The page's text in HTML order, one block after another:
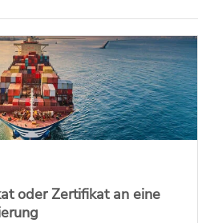
oder Zertifikat an eine